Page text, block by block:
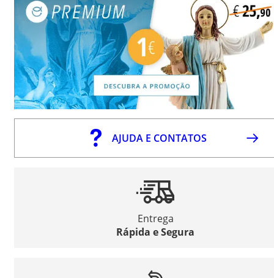
AJUDA E CONTATOS
Entrega
Rápida e Segura